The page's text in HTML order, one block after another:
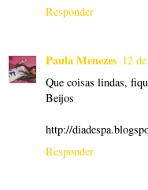
Responder
Paula Menezes 12
Que coisas lindas,
Beijos
http://
Responder